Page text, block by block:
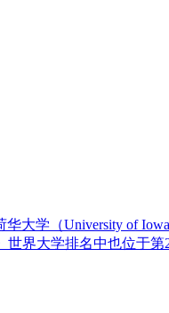
大学（University of
界大学排名中也位于第